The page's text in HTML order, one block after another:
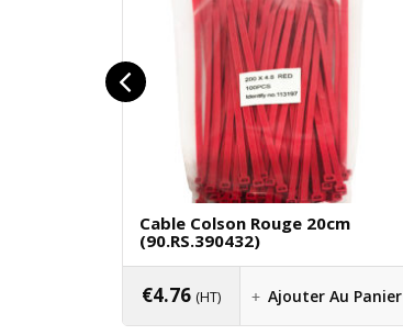
Cable Colson Rouge 20cm
(90.RS.390432)
€4.76 (HT) Ajouter Au Panier